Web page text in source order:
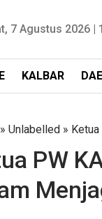
7 Agustus 2026 |
KALBAR
» Unlabelled »
PW